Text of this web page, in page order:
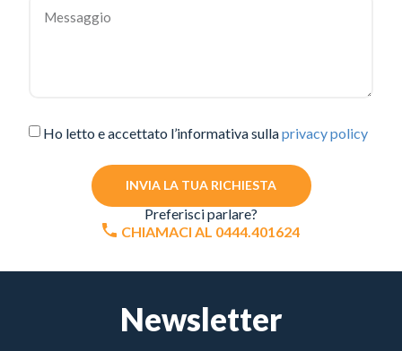
Ho letto e accettato l’informativa sullaprivacy policy
INVIA LA TUA RICHIESTA
Preferisci parlare?
CHIAMACI AL 0444.401624
Newsletter